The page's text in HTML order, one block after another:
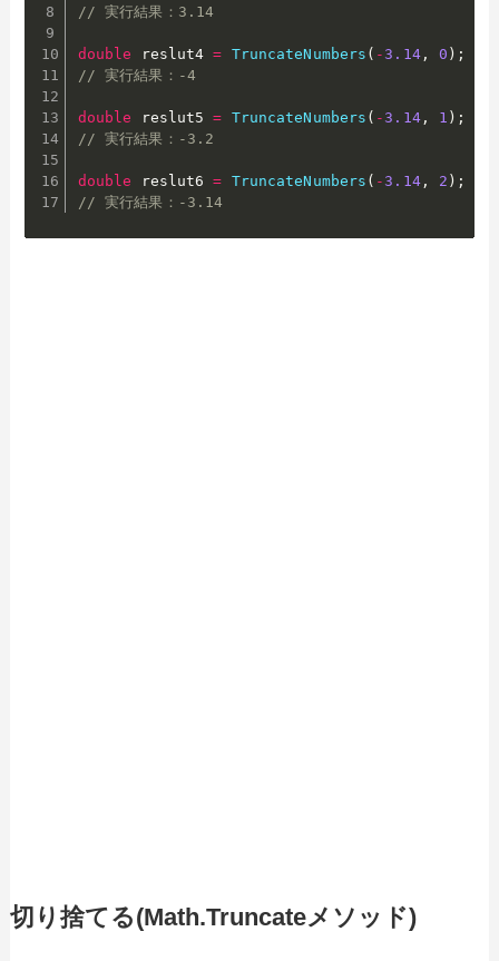
// 実行結果：3.14
double reslut4 = TruncateNumbers ( -3.14, 0 ) ;
// 実行結果：-4
double reslut5 = TruncateNumbers ( -3.14, 1 ) ;
// 実行結果：-3.2
double reslut6 = TruncateNumbers ( -3.14, 2 ) ;
// 実行結果：-3.14
切り捨てる(Math.Truncateメソッド)